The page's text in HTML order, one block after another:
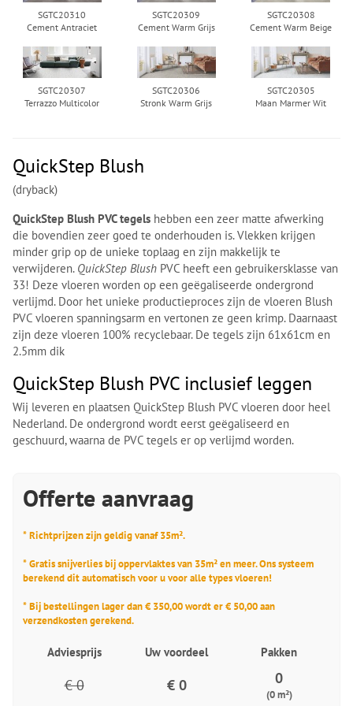
SGTC20310
Cement Antraciet
SGTC20309
Cement Warm Grijs
SGTC20308
Cement Warm Beige
SGTC20307
Terrazzo Multicolor
SGTC20306
Stronk Warm Grijs
SGTC20305
Maan Marmer Wit
QuickStep Blush
(dryback)
QuickStep Blush PVC tegels hebben een zeer matte afwerking
die bovendien zeer goed te onderhouden is. Vlekken krijgen
minder grip op de unieke toplaag en zijn makkelijk te
verwijderen. QuickStep Blush PVC heeft een gebruikersklasse van
33! Deze vloeren worden op een geëgaliseerde ondergrond
verlijmd. Door het unieke productieproces zijn de vloeren Blush
PVC vloeren spanningsarm en vertonen ze geen krimp. Daarnaast
zijn deze vloeren 100% recyclebaar. De tegels zijn 61x61cm en
2.5mm dik
QuickStep Blush PVC inclusief leggen
Wij leveren en plaatsen QuickStep Blush PVC vloeren door heel
Nederland. De ondergrond wordt eerst geëgaliseerd en
geschuurd, waarna de PVC tegels er op verlijmd worden.
Offerte aanvraag
* Richtprijzen zijn geldig vanaf 35m².
* Gratis snijverlies bij oppervlaktes van 35m² en meer. Ons systeem
berekend dit automatisch voor u voor alle types vloeren!
* Bij bestellingen lager dan € 350,00 wordt er € 50,00 aan
verzendkosten gerekend.
Adviesprijs Uw voordeel Pakken
€ 0 € 0 0
(0 m²)